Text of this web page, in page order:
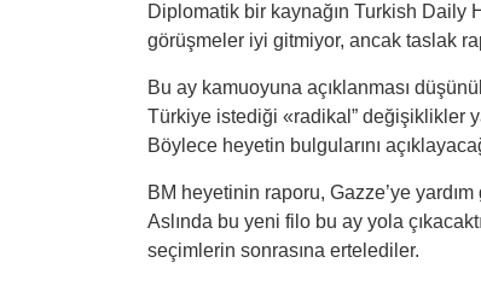
Diplomatik bir kaynağın Turkish Daily
görüşmeler iyi gitmiyor, ancak taslak
Bu ay kamuoyuna açıklanması
Türkiye istediği «radikal” değişiklikler
Böylece heyetin bulgularını
BM heyetinin raporu, Gazze’ye
Aslında bu yeni filo bu ay yola
seçimlerin sonrasına ertelediler.